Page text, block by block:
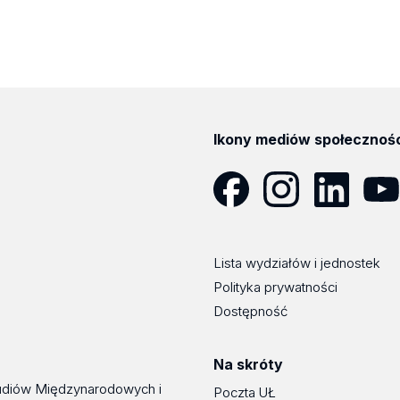
Ikony mediów
Lista wydziałów i jednostek
Polityka prywatności
Dostępność
Międzynarodowych i
Na skróty
Poczta UŁ